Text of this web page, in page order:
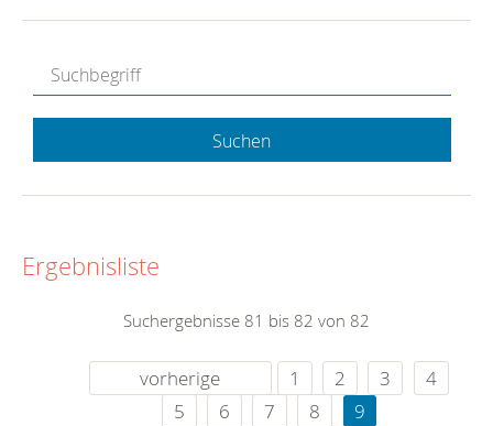
Suchen
Ergebnisliste
Suchergebnisse 81 bis 82 von 82
vorherige 1 2 3
4
5
6 7 8 9